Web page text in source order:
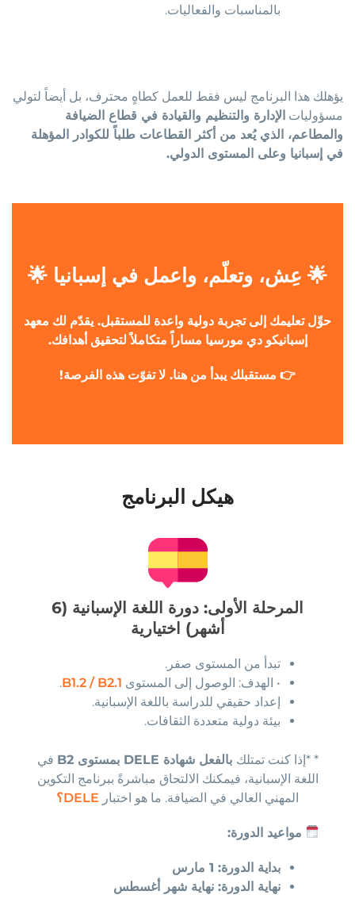
بالمناسبات والفعاليات.
يؤهلك هذا البرنامج ليس فقط للعمل كطاهٍ محترف، بل أيضاً لتولي
مسؤوليات الإدارة والتنظيم والقيادة في قطاع الضيافة
والمطاعم، الذي يُعد من أكثر القطاعات طلباً للكوادر المؤهلة
في إسبانيا وعلى المستوى الدولي.
🌟 عِش، وتعلّم، واعمل في إسبانيا 🌟
حوِّل تعليمك إلى تجربة دولية واعدة للمستقبل. يقدّم لك معهد
إسبانيكو دي مورسيا مساراً متكاملاً لتحقيق أهدافك.
👉 مستقبلك يبدأ من هنا. لا تفوّت هذه الفرصة!
هيكل البرنامج
المرحلة الأولى: دورة اللغة الإسبانية (6
أشهر) اختيارية
تبدأ من المستوى صفر.
• الهدف: الوصول إلى المستوى B1.2 / B2.1
.
إعداد حقيقي للدراسة باللغة الإسبانية.
بيئة دولية متعددة الثقافات.
* *إذا كنت تمتلكبالفعل شهادة DELE بمستوى B2
في
اللغة الإسبانية، فيمكنك الالتحاق مباشرةً ببرنامج التكوين
المهني العالي في الضيافة. ما هو اختبار DELE؟
مواعيد الدورة:
بداية الدورة: 1 مارس
نهاية الدورة: نهاية شهر أغسطس